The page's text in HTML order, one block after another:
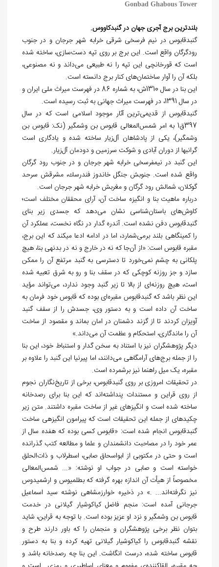
Gonbad Ghabous Tower
بلندترین برج آجری جهان در گنبدکاووس.
گنبدقابوس در نیم فرسخی شرقی خرابه شهر جرجان و در جنوب
رودگرگان واقع است. این برج بر روی تپه دست‌سازی، ساخته شده
است که قورخانچی این تپه را نه طبیعی می‌داند و نه مصنوعی،
بلکه آن را آوار ساختمان‌های کنار برج دانسته است.
این بنا در سال 1310ش، به شماره 86 در فهرست میراث ملی ایران و
در سال 1391، در فهرست میراث جهانی به ثبت رسیده است.
گنبدقابوس از قدیمی‌ترین آثار موجود اسلامی است که در سال
397ق1 به امر شمس‌المعالی قابوس بن وشمگیر (نک: قابوس بن
وشمگیر)، یکی از پادشاهان آل‌زیار ساخته شده و یادگاری است
گرانبها از دوران آبادی و شوکت سرزمین و دودمان آل‌زیار.
این گنبد در نيم‏فرسخی خرابه شهر جرجان و در جنوب رود گرگان
واقع شده است. جنوبش جنگل خاندوز فندرسك، مشرقش سرحد
گوكلان، شمالش رود گرگان و مغربش خرابه شهر جرجان است.
درباره ماهیت بنا و انگیزه ساخت آن، آرای محققان مختلف است؛
کاوش‌های باستان‌شناسی نشان می‌دهد که جسدی زیر بنای
گنبدقابوس دفن نشده است. آندره گدار در نگاه نخست، عملکرد آن
را کمینگاهی بلند برمی‌شمارد، اما در ادامه ادعا می‎کند که این برج،
مقبره قابوس است: «از آن‌جا که نه در خارج و نه در بدنه‏ی بنا، هیچ
پلکانی به چشم نمی‌خورد تا دسترسی به گنبد مرتفع آن را ممکن
سازد و جز روزنه کوچکی که در سقف بنا و رو به شرق تعبیه شده
است، هیچ روزنه‌ای از بالا تا زیر گنبد وجود ندارد، می‌تواند مؤید
این نظر باشد که گنبدقابوس مقبره‌ای بوده که قابوس خود فرمان به
ساخت آن داده است و به دستور وی، جسدش را از سقف گنبد
آویزان کردند تا از گزند دشمنان در امان بماند و مقصود از ساخت
آن را ماندگاری، استحکام و عظمت آن می‌‌داند.»
دیگر پژوهشگران نیز با استناد به سخن گدار و استنباط خود، این بنا
را از جمله برج‌های آرامگاهی می‌دانند، اما پیرنیا این گنبد را علاوه بر
مقبره، یک میل راهنما نیز برشمرده است.
در تحقیقات امروزی بر روی گنبدقابوس، برخی از تاریخ‌نگاران نجوم
از روی قراین و مستندات پنداشته‌اند که این بنا برای رصدخانه
ساخته شده است و انگیزه‎ای غیر از ساخت مقبره داشتند. متن زیر
چکیده‎ای از جمله این تحقیقات است که پیرامون انگیزه‎ی ساخت
گنبدقابوس انجام شده است: «قابوس کسی بوده که هفده سال از
عمر خود را در مصاحبت دانشمندان و علما و مطالعه کتب گذرانده
است و حتی در مکتوبی از ابواسحاق صابی، اسطرلاب و ذات‌الحلق
خواسته است و صابی در جواب او نوشته: «... شمس‌المعالی
مخصوصاً از هیأت آن اندازه بهره گرفته که بطلمیوس و ارشمیدوس
نیز نگرفته‌اند... .» در ذخیره خوارزمشاهی نوشته سید اسماعیل
جرجانی آمده است: منجم فاضل کیاکوشیار گیلانی در خدمت
قابوس بن وشمگیر و نزد او عزیز بوده است. با توجه به قراین، شاید
بتوان نظر برخی پژوهشگران و منجمان را که باور دارند طرح و
نقشه گنبدقابوس را کیاکوشیار گیلانی تهیه کرده و بنا به دستور
قابوس ساخته شده، درست انگاشت. این بنا چه رصدخانه باشد و